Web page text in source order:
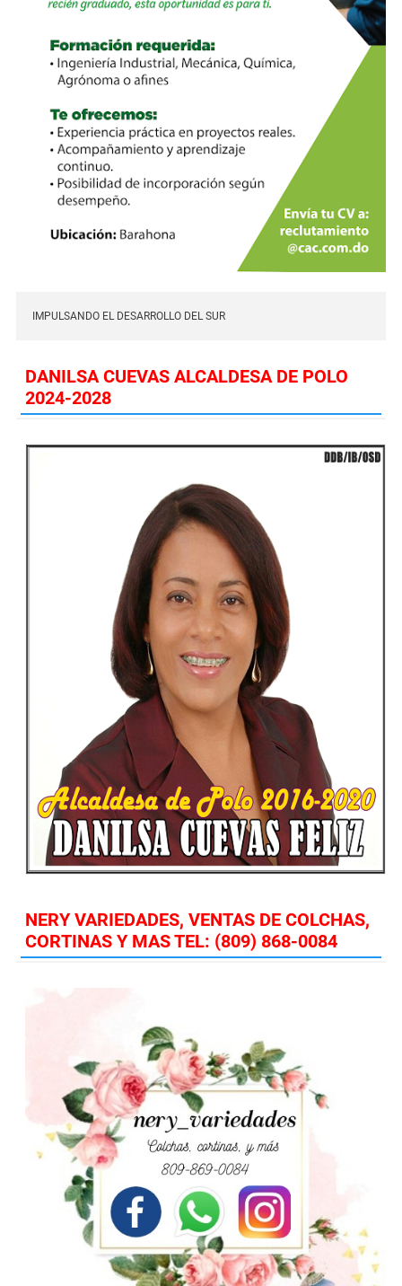
IMPULSANDO EL DESARROLLO DEL SUR
DANILSA CUEVAS ALCALDESA DE POLO
2024-2028
NERY VARIEDADES, VENTAS DE COLCHAS,
CORTINAS Y MAS TEL: (809) 868-0084